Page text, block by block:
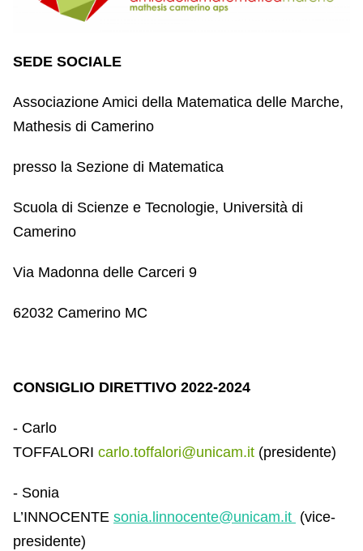
SEDE SOCIALE
Associazione Amici della Matematica delle Marche,
Mathesis di Camerino
presso la Sezione di Matematica
Scuola di Scienze e Tecnologie, Università di
Camerino
Via Madonna delle Carceri 9
62032 Camerino MC
CONSIGLIO DIRETTIVO 2022-2024
- Carlo
TOFFALORI carlo.toffalori@unicam.it (presidente)
- Sonia
L’INNOCENTE sonia.linnocente@unicam.it (vice-
presidente)